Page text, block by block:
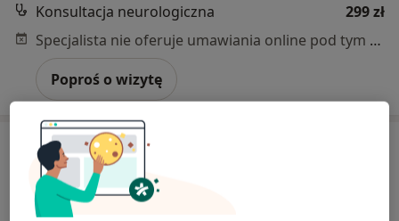
Konsultacja neurologiczna
299 zł
Specjalista nie oferuje umawiania online pod tym adresem.
Poproś o wizytę